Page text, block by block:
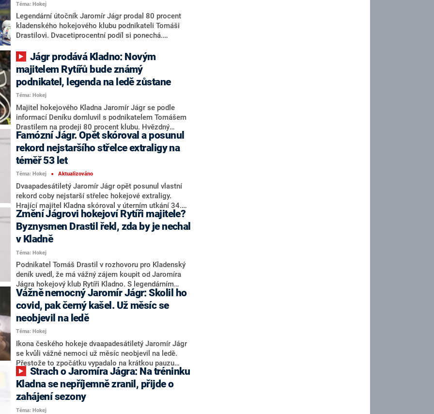
Téma: Hokej
Legendární útočník Jaromír Jágr prodal 80 procent
kladenského hokejového klubu podnikateli Tomáši
Drastilovi. Dvacetiprocentní podíl si ponechá.
konferenci. Dvaapadesátiletý Jágr, který za Kladno
stále nastupuje v extralize, se stal stoprocentním
vlastníkem klubu v roce 2017, kdy získal
třicetiprocentní podíl od města.
majitelem Rytířů bude známý
podnikatel, legenda na ledě zůstane
Téma: Hokej
Majitel hokejového Kladna Jaromír Jágr se podle
informací Deníku domluvil s podnikatelem Tomášem
Drastilem na prodeji 80 procent klubu. Hvězdný
útočník, zástupci Rytířů ani podnikatel se k situaci
nyní nechtějí oficiálně vyjadřovat, na čtvrtek 30. ledna
svolali tiskovou konferenci.
Famózní Jágr. Opět skóroval a posunul
rekord nejstaršího střelce extraligy na
téměř 53 let
Téma: Hokej ■ Aktualizováno
Dvaapadesátiletý Jaromír Jágr opět posunul vlastní
rekord coby nejstarší střelec hokejové extraligy.
Hrající majitel Kladna skóroval v úterním utkání 34.
kola v Plzni ve věku 52 let, 10 měsíců a 23 dnů.
Změní Jágrovi hokejoví Rytíři majitele?
Byznysmen Drastil řekl, zda by je nechal
v Kladně
Téma: Hokej
Podnikatel Tomáš Drastil v rozhovoru pro Kladenský
deník uvedl, že má vážný zájem koupit od Jaromíra
Jágra hokejový klub Rytíři Kladno. S legendárním
útočníkem, jenž se chystá po sezoně ukončit
hráčskou kariéru, se již i osobně setkal. Drastil
zároveň ujistil, že pokud by tradiční tuzemský klub
skutečně převzal, pokračovali by Rytíři ve svém
dosavadním působišti.
Vážně nemocný Jaromír Jágr: Skolil ho
covid, pak černý kašel. Už měsíc se
neobjevil na ledě
Téma: Hokej
Ikona českého hokeje dvaapadesátiletý Jaromír Jágr
se kvůli vážné nemoci už měsíc neobjevil na ledě.
Přestože to zpočátku vypadalo na krátkou pauzu
způsobenou obyčejnou chřipkou, jeho zdravotní stav
se zkomplikoval. Hrající majitel kladenských Rytířů
nejprve prodělal covid a následně dostal černý kašel,
zjistil web iSport od zdrojů z Jágrova okolí.
Kladna se nepříjemně zranil, přijde o
zahájení sezony
Téma: Hokej